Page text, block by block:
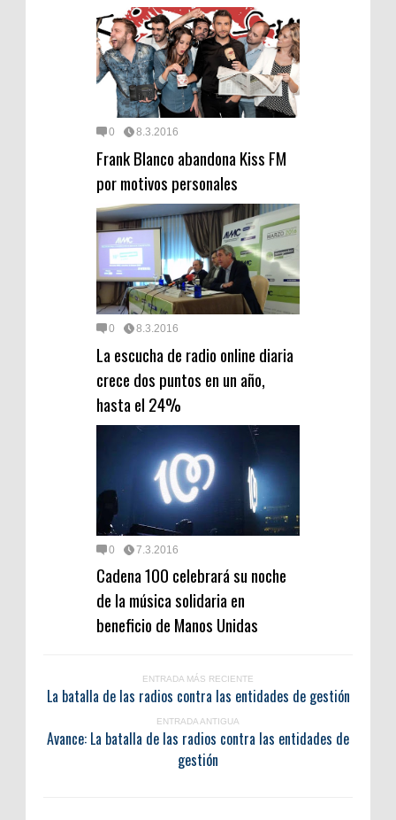
0 8.3.2016
Frank Blanco abandona Kiss FM
por motivos personales
0 8.3.2016
La escucha de radio online diaria
crece dos puntos en un año,
hasta el 24%
0 7.3.2016
Cadena 100 celebrará su noche
de la música solidaria en
beneficio de Manos Unidas
ENTRADA MÁS RECIENTE
La batalla de las radios contra las entidades de gestión
ENTRADA ANTIGUA
Avance: La batalla de las radios contra las entidades de
gestión